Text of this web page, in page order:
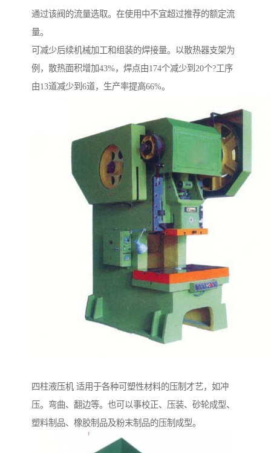
通过该阀的流量选取。在使用中不宜超过推荐的额定流
量。
可减少后续机械加工和组装的焊接量。以散热器支架为
例，散热面积增加43%，焊点由174个减少到20个?工序
由13道减少到6道，生产率提高66%。
四柱液压机 适用于各种可塑性材料的压制才艺，如冲
压。弯曲、翻边等。也可以事校正、压装、砂轮成型、
塑料制品、橡胶制品及粉末制品的压制成型。